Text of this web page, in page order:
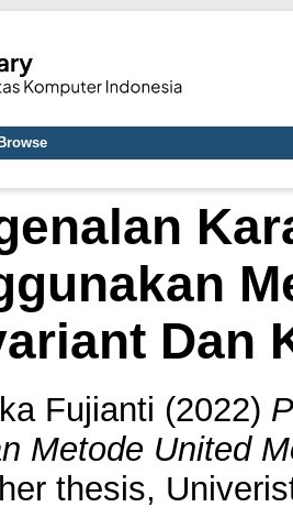
Browse
Dan
Fujianti (2022)
Metode United
thesis,